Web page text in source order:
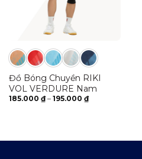
Đồ Bóng Chuyền RIKI
VOL VERDURE Nam
185.000 ₫ – 195.000 ₫Khoảng
giá: